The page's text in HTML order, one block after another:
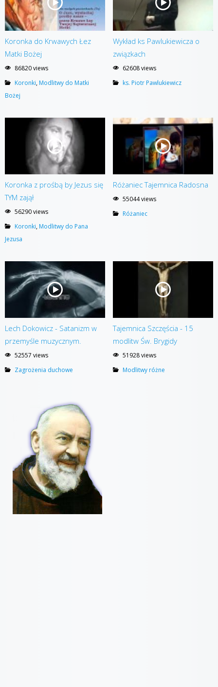
Koronka do Krwawych Łez
Matki Bożej
86820 views
Koronki,Modlitwy do Matki
Bożej
Wykład ks Pawlukiewicza o
związkach
62608 views
ks. Piotr Pawlukiewicz
Koronka z prośbą by Jezus się
TYM zajął
56290 views
Koronki,Modlitwy do Pana
Jezusa
Różaniec Tajemnica Radosna
55044 views
Różaniec
Lech Dokowicz - Satanizm w
przemyśle muzycznym.
52557 views
Zagrożenia duchowe
Tajemnica Szczęścia - 15
modlitw Św. Brygidy
51928 views
Modlitwy różne